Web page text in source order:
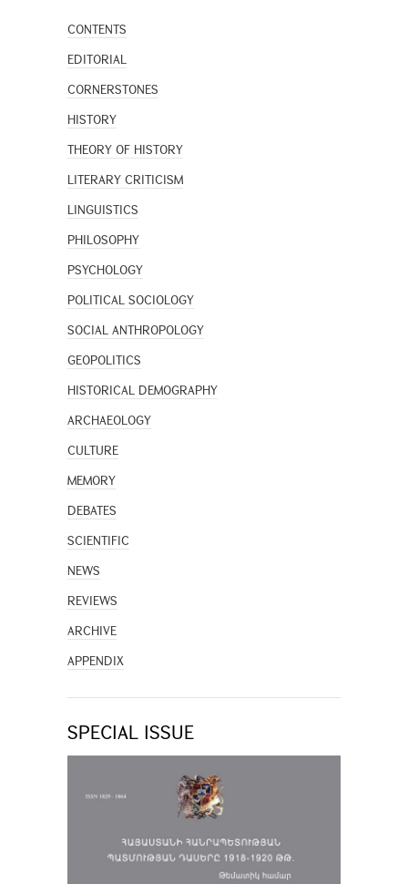
CONTENTS
EDITORIAL
CORNERSTONES
HISTORY
THEORY OF HISTORY
LITERARY CRITICISM
LINGUISTICS
PHILOSOPHY
PSYCHOLOGY
POLITICAL SOCIOLOGY
SOCIAL ANTHROPOLOGY
GEOPOLITICS
HISTORICAL DEMOGRAPHY
ARCHAEOLOGY
CULTURE
MEMORY
DEBATES
SCIENTIFIC
NEWS
REVIEWS
ARCHIVE
APPENDIX
SPECIAL ISSUE